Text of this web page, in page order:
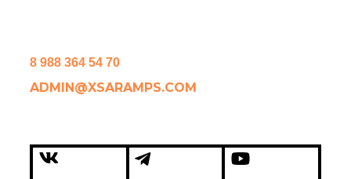
8 988 364 54 70
ADMIN@XSARAMPS.COM